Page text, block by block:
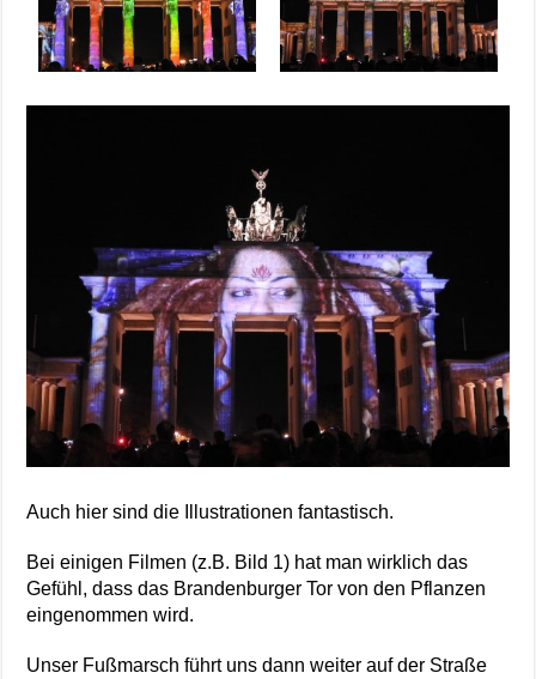
Auch hier sind die Illustrationen fantastisch.
Bei einigen Filmen (z.B. Bild 1) hat man wirklich das
Gefühl, dass das Brandenburger Tor von den Pflanzen
eingenommen wird.
Unser Fußmarsch führt uns dann weiter auf der Straße